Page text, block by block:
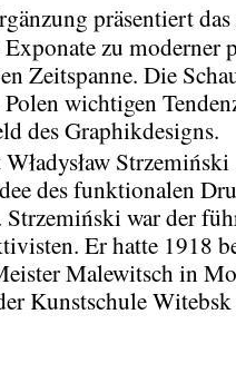
präsentiert das
zu moderner
Zeitspanne. Die
wichtigen
des Graphikdesigns.
Strzemiński
des funktionalen
war der
Er hatte 1918
Malewitsch in
Kunstschule Witebsk